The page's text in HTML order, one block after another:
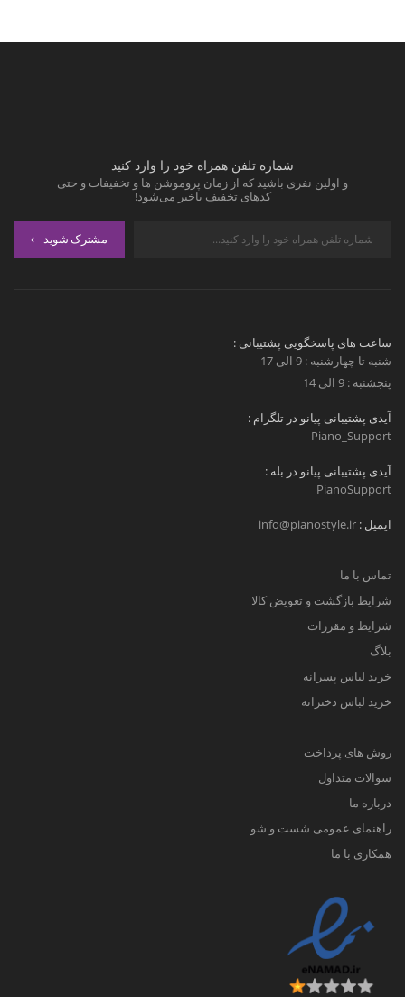
شماره تلفن همراه خود را وارد کنید
و اولین نفری باشید که از زمان پروموشن ها و تخفیفات و حتی
کدهای تخفیف باخبر می‌شود!
مشترک شوید
ساعت های پاسخگویی پشتیبانی :
شنبه تا چهارشنبه : 9 الی 17
پنجشنبه : 9 الی 14
آیدی پشتیبانی پیانو در تلگرام :
Piano_Support
آیدی پشتیبانی پیانو در بله :
PianoSupport
ایمیل : info@pianostyle.ir
تماس با ما
شرایط بازگشت و تعویض کالا
شرایط و مقررات
بلاگ
خرید لباس پسرانه
خرید لباس دخترانه
روش های پرداخت
سوالات متداول
درباره ما
راهنمای عمومی شست و شو
همکاری با ما